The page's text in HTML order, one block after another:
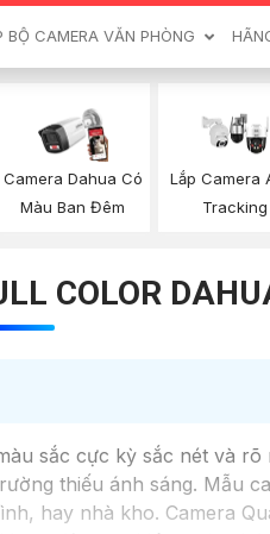
BỘ CAMERA VĂN PHÒNG
Camera Dahua Có
Màu Ban Đêm
Lắp Camera
Tracking
COLOR
sắc cực kỳ sắc nét và
thiếu ánh sáng. Mẫu
hay nhà kho. Camera